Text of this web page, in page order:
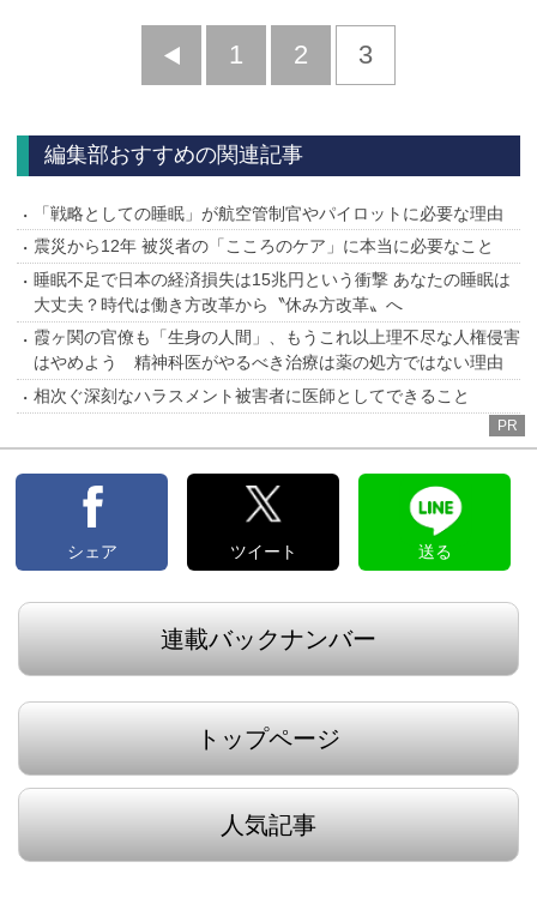
前
1 2 3
編集部おすすめの関連記事
「戦略としての睡眠」が航空管制官やパイロットに必要な理由
震災から12年 被災者の「こころのケア」に本当に必要なこと
睡眠不足で日本の経済損失は15兆円という衝撃 あなたの睡眠は
大丈夫？時代は働き方改革から〝休み方改革〟へ
霞ヶ関の官僚も「生身の人間」、もうこれ以上理不尽な人権侵害
はやめよう 精神科医がやるべき治療は薬の処方ではない理由
相次ぐ深刻なハラスメント被害者に医師としてできること
PR
シェア ツイート 送る
連載バックナンバー
トップページ
人気記事